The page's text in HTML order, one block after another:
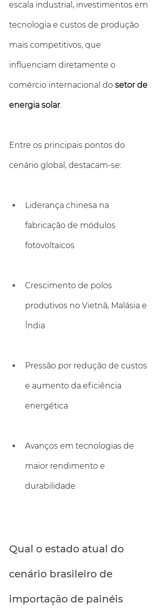
escala industrial, investimentos em
tecnologia e custos de produção
mais competitivos, que
influenciam diretamente o
comércio internacional do setor de
energia solar.
Entre os principais pontos do
cenário global, destacam-se:
Liderança chinesa na
fabricação de módulos
fotovoltaicos
Crescimento de polos
produtivos no Vietnã, Malásia e
Índia
Pressão por redução de custos
e aumento da eficiência
energética
Avanços em tecnologias de
maior rendimento e
durabilidade
Qual o estado atual do
cenário brasileiro de
importação de painéis